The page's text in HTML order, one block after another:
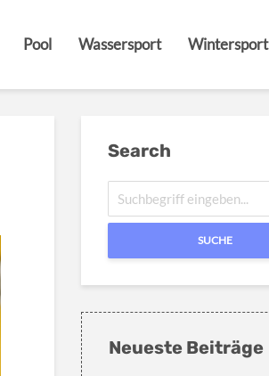
Pool Wassersport Wintersport
Search
SUCHE
Neueste Beiträge